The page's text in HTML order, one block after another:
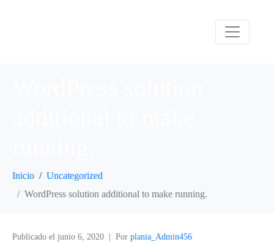
Inicio
Uncategorized
WordPress solution additional to make running.
Publicado el junio 6, 2020 Por plania_Admin456